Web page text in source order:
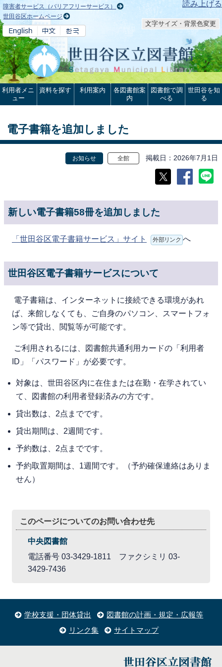
本文へ 読み上げる
障害者サービス（バリアフリーサービス）
世田谷区ホームページ
文字サイズ・背景色変更
利用者メニ
ュー
資料を探す 利用案内
各図書館案
内
図書館で調
べる
世田谷を知
る
電子書籍を追加しました
お知らせ 全館 掲載日 2026年7月1日
新しい電子書籍58冊を追加しました
「世田谷区電子書籍サービス」サイト 外部リンク へ
世田谷区電子書籍サービスについて
電⼦書籍は、インターネットに接続できる環境があれ
ば、来館しなくても、ご⾃⾝のパソコン、スマートフォ
ン等で貸出、閲覧等が可能です。
ご利⽤されるには、図書館共通利用カードの「利用者
ID」「パスワード」が必要です。
対象は、世⽥⾕区内に在住または在勤・在学されてい
て、図書館の利⽤者登録済みの⽅です。
貸出数は、2点までです。
貸出期間は、2週間です。
予約数は、2点までです。
予約取置期間は、1週間です。（予約確保連絡はありま
せん）
このページについてのお問い合わせ先
中央図書館
電話番号 03-3429-1811 ファクシミリ 03-
3429-7436
学校支援・団体貸出
図書館の計画・規定・広報等
リンク集
サイトマップ